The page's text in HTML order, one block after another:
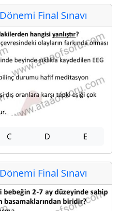
Final Sınavı
C D E
Final Sınavı